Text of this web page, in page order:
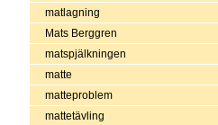
matlagning
Mats Berggren
matspjälkningen
matte
matteproblem
mattetävling